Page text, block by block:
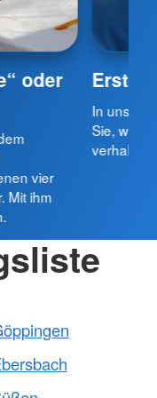
oder
vier
Mit ihm
Erste
In
Sie, wie
verhalten